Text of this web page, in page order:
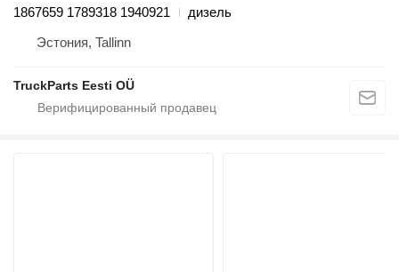
1867659 1789318 1940921
дизель
Эстония, Tallinn
TruckParts Eesti OÜ